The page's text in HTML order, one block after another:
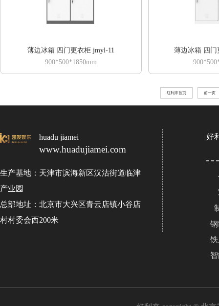
薄边冰箱 四门更衣柜 jmyl-11
900*500*1850mm
薄边冰箱 四门
红利来首页 前一页
huadu jiamei
www.huadujiamei.com
生产基地：天津市滨海新区汉沽街道临津
产业园
总部地址：北京市大兴区青云店镇小谷店
村村委会西200米
好